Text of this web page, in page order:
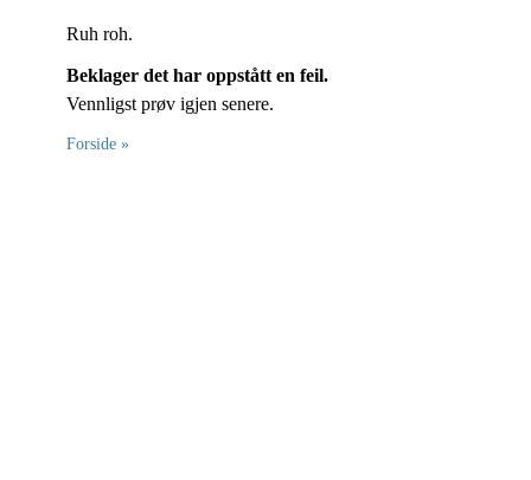
Ruh roh.
Beklager det har oppstått en feil.
Vennligst prøv igjen senere.
Forside »